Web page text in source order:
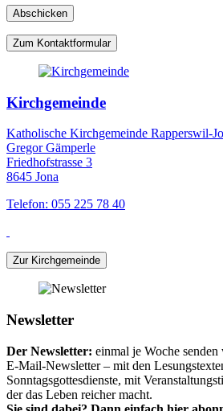
Zum Kontaktformular
Kirchgemeinde
Katholische Kirchgemeinde Rapperswil-
Gregor Gämperle
Friedhofstrasse 3
8645 Jona
Telefon: 055 225 78 40
Zur Kirchgemeinde
Newsletter
Der Newsletter: einmal je Woche
E-Mail-Newsletter – mit den
Sonntagsgottesdienste, mit
der das Leben reicher macht.